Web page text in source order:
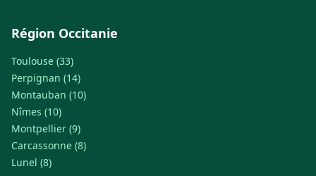
Région Occitanie
Toulouse (33)
Perpignan (14)
Montauban (10)
Nîmes (10)
Montpellier (9)
Carcassonne (8)
Lunel (8)